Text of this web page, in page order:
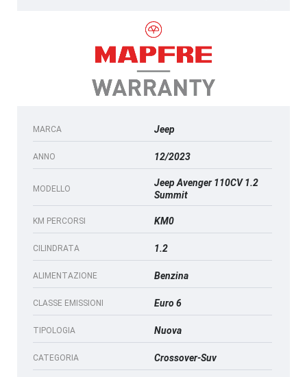
MARCA Jeep
ANNO 12/2023
MODELLO
Jeep Avenger 110CV 1.2
Summit
KM PERCORSI KM0
CILINDRATA 1.2
ALIMENTAZIONE Benzina
CLASSE EMISSIONI Euro 6
TIPOLOGIA Nuova
CATEGORIA Crossover-Suv